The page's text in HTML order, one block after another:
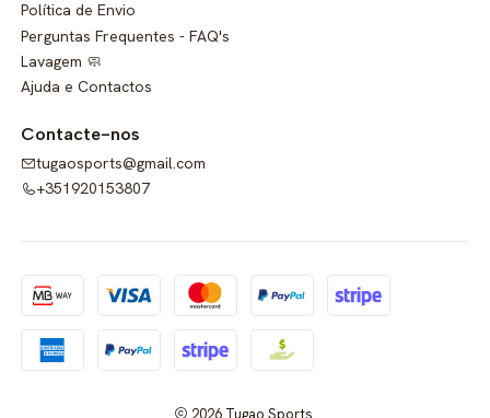
Política de Envio
Perguntas Frequentes - FAQ's
Lavagem 🧼
Ajuda e Contactos
Contacte-nos
tugaosports@gmail.com
+351920153807